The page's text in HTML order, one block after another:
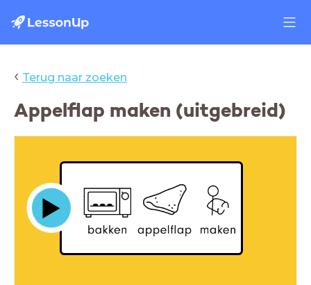
‹ Terug naar zoeken
Appelflap maken (uitgebreid)